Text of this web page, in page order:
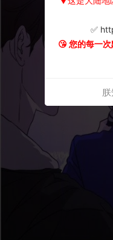
✅
😘 您的每一